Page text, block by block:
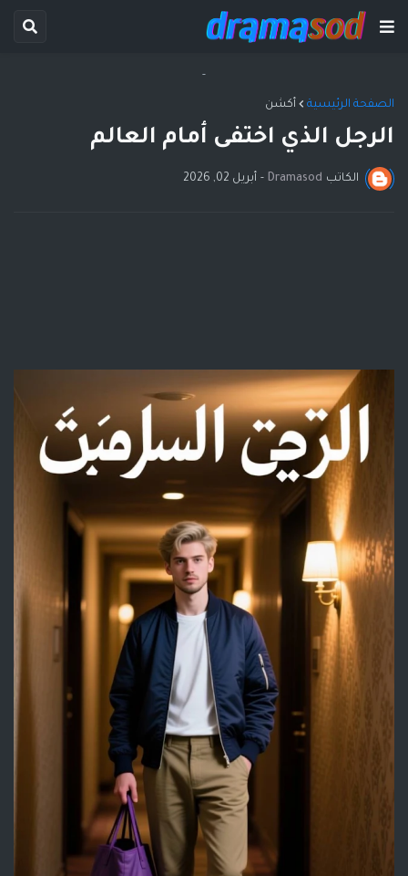
-
الصفحة الرئيسية أكشن
الرجل الذي اختفى أمام العالم
الكاتب Dramasod
- أبريل 02, 2026